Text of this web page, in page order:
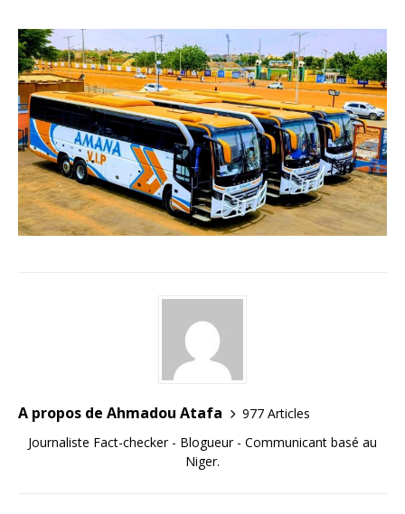
A propos de Ahmadou Atafa
977 Articles
Journaliste Fact-checker - Blogueur - Communicant basé au
Niger.